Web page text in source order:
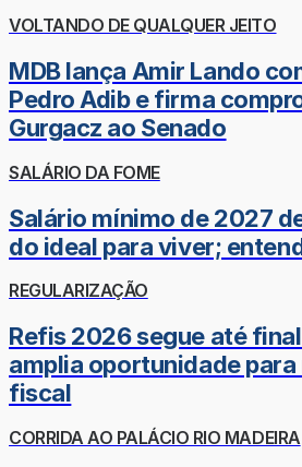
VOLTANDO DE QUALQUER JEITO
MDB lança Amir Lando
Pedro Adib e firma
Gurgacz ao Senado
SALÁRIO DA FOME
Salário mínimo de 2027
do ideal para viver;
REGULARIZAÇÃO
Refis 2026 segue até
amplia oportunidade
fiscal
CORRIDA AO PALÁCIO RIO MADEIRA